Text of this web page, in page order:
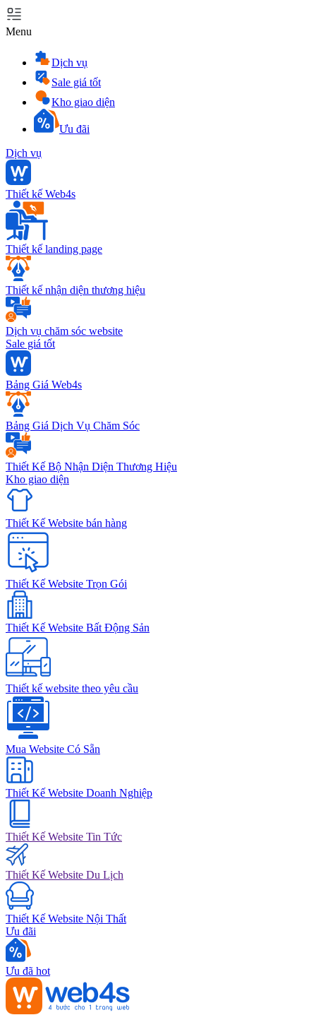
Menu
Dịch vụ
Sale giá tốt
Kho giao diện
Ưu đãi
Dịch vụ
Thiết kế Web4s
Thiết kế landing page
Thiết kế nhận diện thương hiệu
Dịch vụ chăm sóc website
Sale giá tốt
Bảng Giá Web4s
Bảng Giá Dịch Vụ Chăm Sóc
Thiết Kế Bộ Nhận Diện Thương Hiệu
Kho giao diện
Thiết Kế Website bán hàng
Thiết Kế Website Trọn Gói
Thiết Kế Website Bất Động Sản
Thiết kế website theo yêu cầu
Mua Website Có Sẵn
Thiết Kế Website Doanh Nghiệp
Thiết Kế Website Tin Tức
Thiết Kế Website Du Lịch
Thiết Kế Website Nội Thất
Ưu đãi
Ưu đã hot